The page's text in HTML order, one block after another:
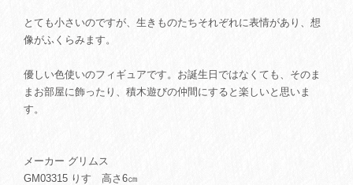
とても小さいのですが、生きものたちそれぞれに表情があり、想
像がふくらみます。
優しい色使いのフィギュアです。お誕生日ではなくても、そのま
まお部屋に飾ったり、積木遊びの仲間にすると楽しいと思いま
す。
メーカー グリムス
GM03315 りす 高さ6㎝